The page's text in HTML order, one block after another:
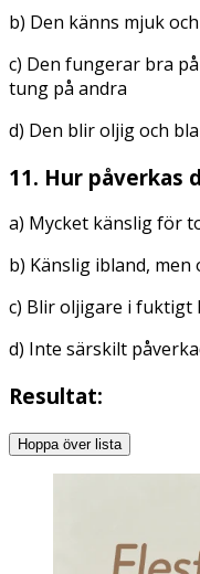
b) Den känns mjuk
c) Den fungerar bra
tung på andra
d) Den blir oljig och
11. Hur påverkas
a) Mycket känslig för
b) Känslig ibland,
c) Blir oljigare i fuktigt
d) Inte särskilt
Resultat:
Hoppa över lista